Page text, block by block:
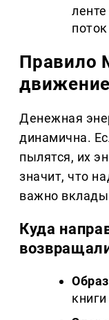
поток
Правило
движение
Денежная
динамична.
пылятся, их
значит, что
важно
Куда